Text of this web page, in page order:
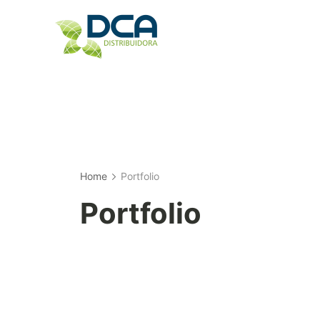
Home Portfolio
Portfolio